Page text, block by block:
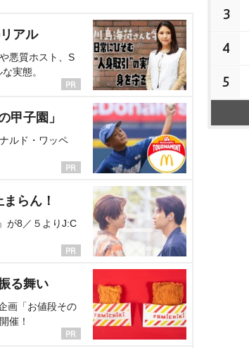
アル
悪質ホスト、S
実態。
甲子園」
ルド・ワッペ
らん！
が8／５よりJ:C
る舞い
画「お値段その
催！
3
4
5